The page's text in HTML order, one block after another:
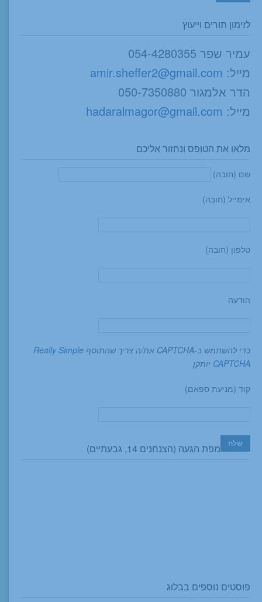
לזימון תורים וייעוץ
עמיר שפר 054-4280355
מייל: amir.sheffer2@gmail.com
הדר אלמגור 050-7350880
מייל: hadaralmagor@gmail.com
מלאו את הטופס ונחזור אליכם
שם (חובה)
אימייל (חובה)
טלפון (חובה)
הודעה
כדי להשתמש ב-CAPTCHA את/ה צריך שהתוסף
Really Simple
CAPTCHA יותקן
קוד (מניעת ספאם)
מפת הגעה (הצנחנים 14, גבעתיים)
פוסטים נוספים בבלוג